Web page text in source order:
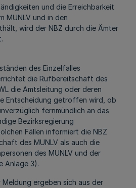
und die Erreichbarkeit
MUNLV und in den
wird der NBZ durch die Ämter
des Einzelfalles
die Rufbereitschaft des
die Amtsleitung oder deren
Entscheidung getroffen wird, ob
fernmündlich an das
Bezirksregierung
Fällen informiert die NBZ
des MUNLV als auch die
des MUNLV und der
Anlage 3).
ergeben sich aus der